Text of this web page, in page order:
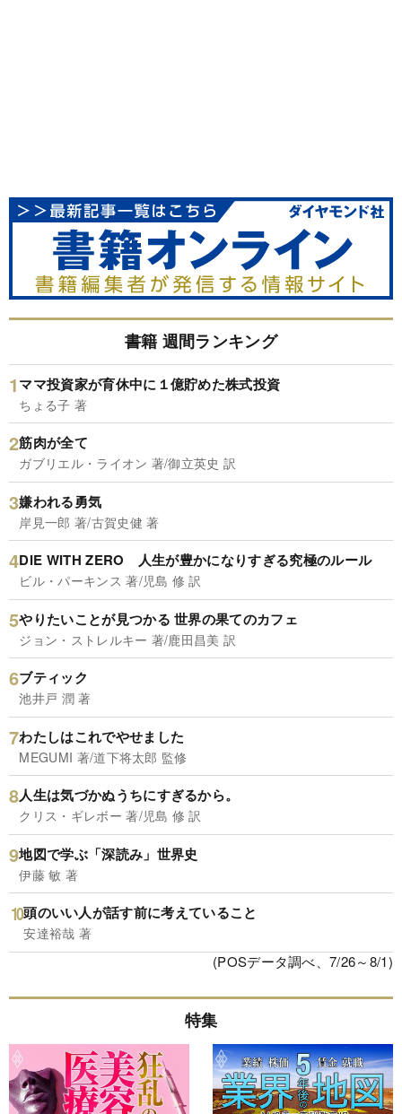
書籍 週間ランキング
ママ投資家が育休中に１億貯めた株式投資
ちょる子 著
筋肉が全て
ガブリエル・ライオン 著/御立英史 訳
嫌われる勇気
岸見一郎 著/古賀史健 著
DIE WITH ZERO 人生が豊かになりすぎる究極のルール
ビル・パーキンス 著/児島 修 訳
やりたいことが見つかる 世界の果てのカフェ
ジョン・ストレルキー 著/鹿田昌美 訳
ブティック
池井戸 潤 著
わたしはこれでやせました
MEGUMI 著/道下将太郎 監修
人生は気づかぬうちにすぎるから。
クリス・ギレボー 著/児島 修 訳
地図で学ぶ「深読み」世界史
伊藤 敏 著
頭のいい人が話す前に考えていること
安達裕哉 著
(POSデータ調べ、7/26～8/1)
特集